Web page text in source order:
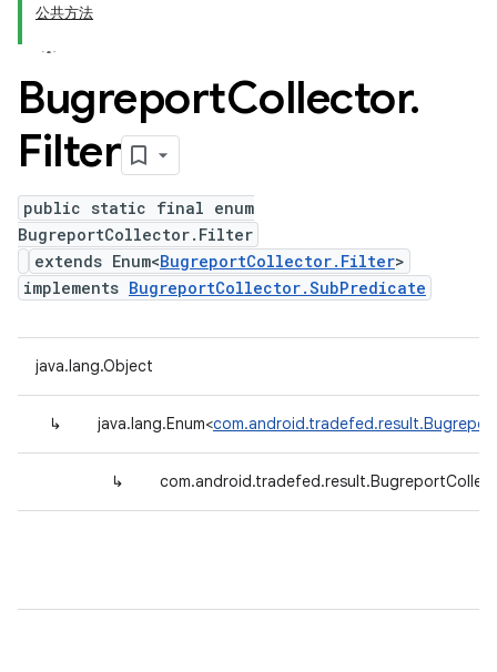
公共方法
BugreportCollector.
Filter
public static final enum
BugreportCollector.Filter
extends Enum<BugreportCollector.Filter>
implements BugreportCollector.SubPredicate
java.lang.Object
↳ java.lang.Enum<
↳